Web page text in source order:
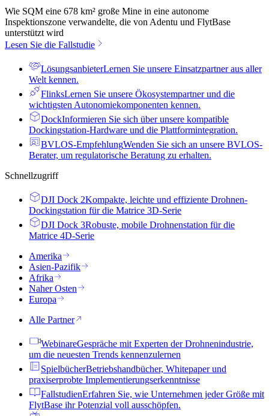
Wie SQM eine 678 km² große Mine in eine autonome
Inspektionszone verwandelte, die von Adentu und FlytBase
unterstützt wird
Lesen Sie die Fallstudie
LösungsanbieterLernen Sie unsere Einsatzpartner aus aller
Welt kennen.
FlinksLernen Sie unsere Ökosystempartner und die
wichtigsten Autonomiekomponenten kennen.
DockInformieren Sie sich über unsere kompatible
Dockingstation-Hardware und die Plattformintegration.
BVLOS-EmpfehlungWenden Sie sich an unsere BVLOS-
Berater, um regulatorische Beratung zu erhalten.
Schnellzugriff
DJI Dock 2Kompakte, leichte und effiziente Drohnen-
Dockingstation für die Matrice 3D-Serie
DJI Dock 3Robuste, mobile Drohnenstation für die
Matrice 4D-Serie
Amerika
Asien-Pazifik
Afrika
Naher Osten
Europa
Alle Partner
WebinareGespräche mit Experten der Drohnenindustrie,
um die neuesten Trends kennenzulernen
SpielbücherBetriebshandbücher, Whitepaper und
praxiserprobte Implementierungserkenntnisse
FallstudienErfahren Sie, wie Unternehmen jeder Größe mit
FlytBase ihr Potenzial voll ausschöpfen.